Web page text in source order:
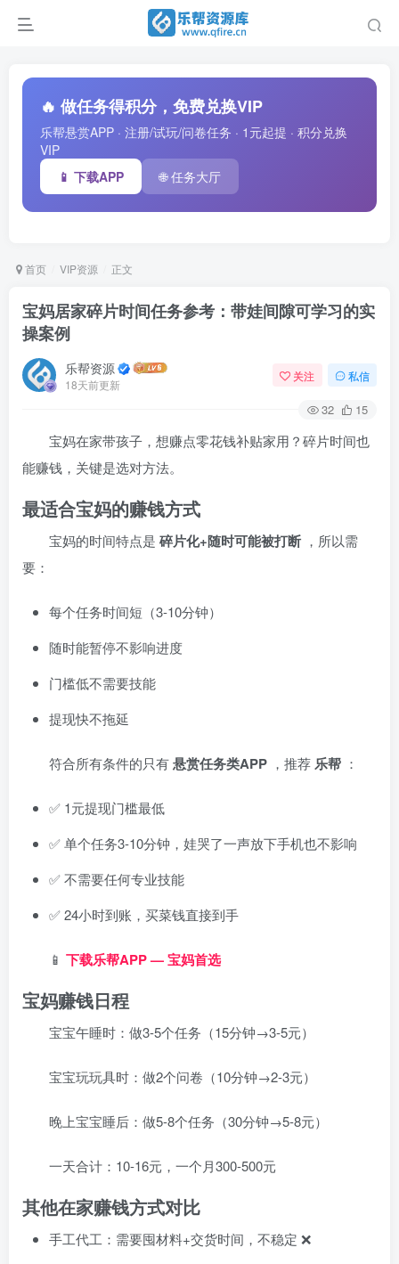
🔥 做任务得积分，免费兑换VIP
乐帮悬赏APP · 注册/试玩/问卷任务 · 1元起提 · 积分兑换
VIP
📱 下载APP
🌐 任务大厅
首页 VIP资源 正文
宝妈居家碎片时间任务参考：带娃间隙可学习的实
操案例
乐帮资源
18天前更新
关注 私信
32 15
宝妈在家带孩子，想赚点零花钱补贴家用？碎片时间也
能赚钱，关键是选对方法。
最适合宝妈的赚钱方式
宝妈的时间特点是 碎片化+随时可能被打断 ，所以需
要：
每个任务时间短（3-10分钟）
随时能暂停不影响进度
门槛低不需要技能
提现快不拖延
符合所有条件的只有悬赏任务类APP ，推荐乐帮 ：
✅ 1元提现门槛最低
✅ 单个任务3-10分钟，娃哭了一声放下手机也不影响
✅ 不需要任何专业技能
✅ 24小时到账，买菜钱直接到手
📱 下载乐帮APP — 宝妈首选
宝妈赚钱日程
宝宝午睡时：做3-5个任务（15分钟→3-5元）
宝宝玩玩具时：做2个问卷（10分钟→2-3元）
晚上宝宝睡后：做5-8个任务（30分钟→5-8元）
一天合计：10-16元，一个月300-500元
其他在家赚钱方式对比
手工代工：需要囤材料+交货时间，不稳定 ❌